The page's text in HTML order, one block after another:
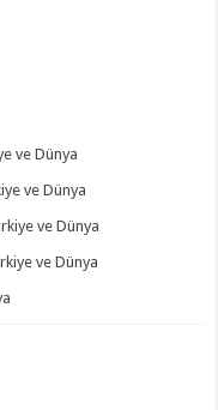
ve Dünya
ve Dünya
ve Dünya
ve Dünya